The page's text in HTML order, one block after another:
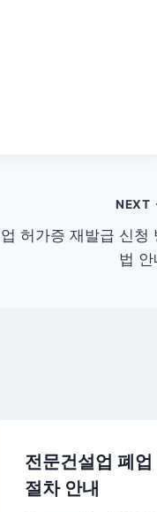
NEXT
허가증 재발급 신청
법 안
전문건설업 폐
절차 안내